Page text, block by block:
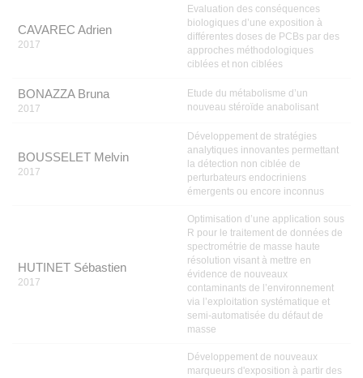
CAVAREC Adrien
2017
Evaluation des conséquences
biologiques d’une exposition à
différentes doses de PCBs par des
approches méthodologiques
ciblées et non ciblées
BONAZZA Bruna
2017
Etude du métabolisme d’un
nouveau stéroïde anabolisant
BOUSSELET Melvin
2017
Développement de stratégies
analytiques innovantes permettant
la détection non ciblée de
perturbateurs endocriniens
émergents ou encore inconnus
HUTINET Sébastien
2017
Optimisation d’une application sous
R pour le traitement de données de
spectrométrie de masse haute
résolution visant à mettre en
évidence de nouveaux
contaminants de l’environnement
via l’exploitation systématique et
semi-automatisée du défaut de
masse
Développement de nouveaux
marqueurs d'exposition à partir des